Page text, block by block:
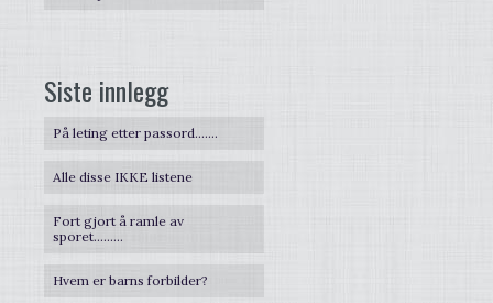
Siste innlegg
På leting etter passord…….
Alle disse IKKE listene
Fort gjort å ramle av
sporet………
Hvem er barns forbilder?